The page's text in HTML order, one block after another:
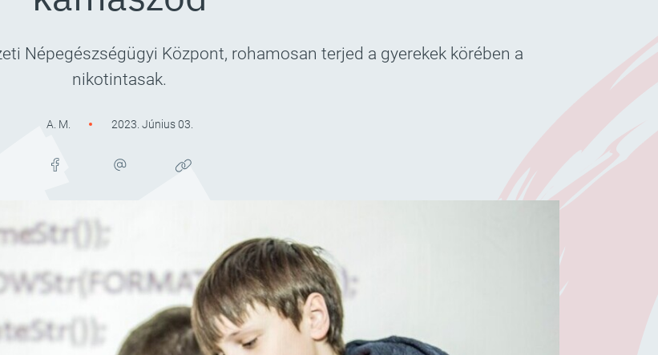
Népegészségügyi Központ, rohamosan terjed a gyerekek körében a
nikotintasak.
A. M. 2023. Június 03.